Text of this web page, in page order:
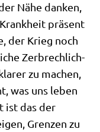
Nähe dan­ken,
prä­sent
der Krieg noch
Zer­brech­lich­
zu machen,
was uns leben
ist das der
Gren­zen zu